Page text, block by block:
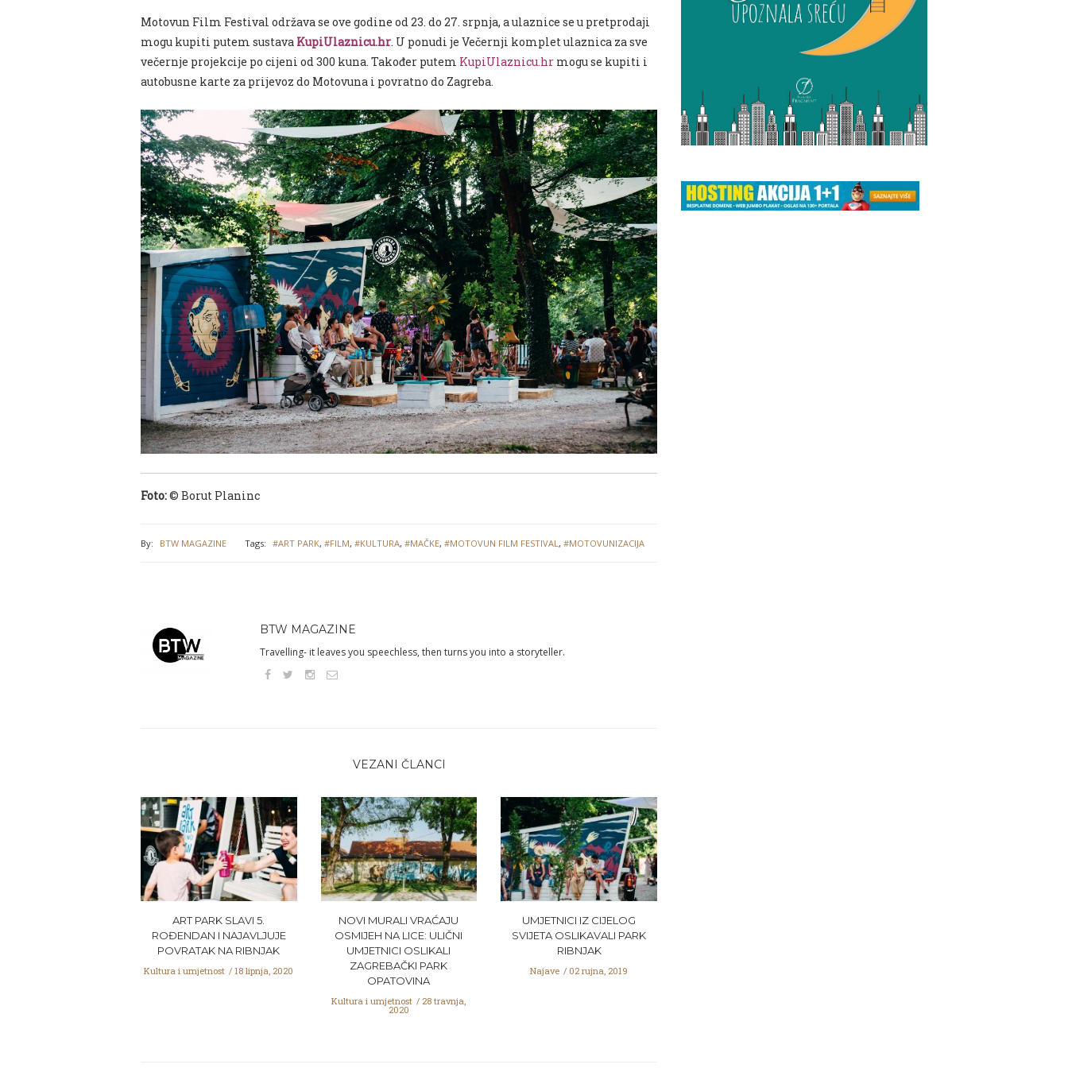
Motovun Film Festival održava se ove godine od 23. do 27. srpnja, a ulaznice se u pretprodaji
mogu kupiti putem sustava KupiUlaznicu.hr. U ponudi je Večernji komplet ulaznica za sve
večernje projekcije po cijeni od 300 kuna. Također putem KupiUlaznicu.hr mogu se kupiti i
autobusne karte za prijevoz do Motovuna i povratno do Zagreba.
Foto:© Borut Planinc
By: BTW MAGAZINE Tags: #ART PARK, #FILM, #KULTURA, #MAČKE, #MOTOVUN FILM FESTIVAL , #MOTOVUNIZACIJA
BTW MAGAZINE
Travelling- it leaves you speechless, then turns you into a storyteller.
VEZANI ČLANCI
ART PARK SLAVI 5.
ROĐENDAN I NAJAVLJUJE
POVRATAK NA RIBNJAK
Kultura i umjetnost 18 lipnja, 2020
NOVI MURALI VRAĆAJU
OSMIJEH NA LICE: ULIČNI
UMJETNICI OSLIKALI
ZAGREBAČKI PARK
OPATOVINA
Kultura i umjetnost 28 travnja,
2020
UMJETNICI IZ CIJELOG
SVIJETA OSLIKAVALI PARK
RIBNJAK
Najave 02 rujna, 2019